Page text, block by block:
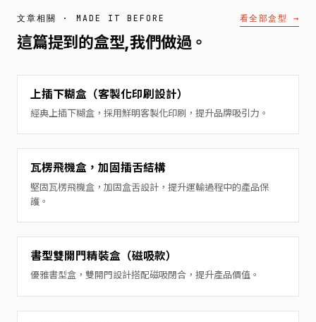
文章相關 · MADE IT BEFORE
這篇提到的盒型,我們做過。
看全部盒型 →
上插下糊盒（客製化印刷設計）
經典上插下糊盒，採用鮮明客製化印刷，提升品牌吸引力。
瓦楞飛機盒，加固插舌結構
堅固瓦楞飛機盒，加固盒舌設計，提升運輸過程中的產品保
護。
書型雙開門精裝盒（磁吸款）
優雅書型盒，雙開門設計搭配磁吸閉合，提升產品價值。